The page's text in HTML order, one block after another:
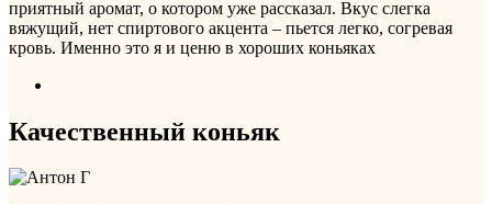
приятный аромат, о котором уже рассказал. Вкус слегка
вяжущий, нет спиртового акцента – пьется легко, согревая
кровь. Именно это я и ценю в хороших коньяках
Качественный коньяк